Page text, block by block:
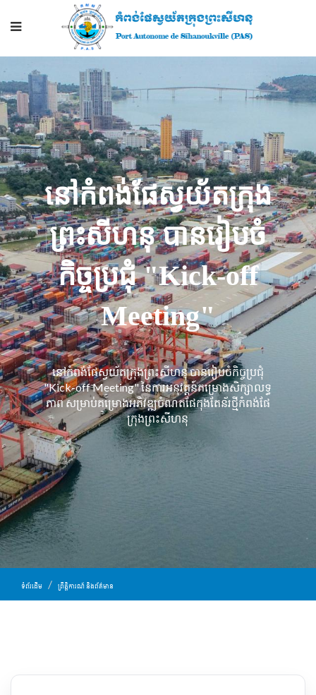
នៅកំពង់ផែស្វយ័តក្រុង
ព្រះសីហនុ បានរៀបចំ
កិច្ចប្រជុំ "Kick-off
Meeting"
នៅកំពង់ផែស្វយ័តក្រុងព្រះសីហនុ បានរៀបចំកិច្ចប្រជុំ
"Kick-off Meeting" នៃការអនុវត្តន៍គម្រោងសិក្សាលទ្ធ
ភាព សម្រាប់គម្រោងអភិវឌ្ឍចំណតផែកុងតែន័រថ្មីកំពង់ផែ
ក្រុងព្រះសីហនុ
ទំព័រដើម ព្រឹត្តិការណ៍ និងព័ត៌មាន